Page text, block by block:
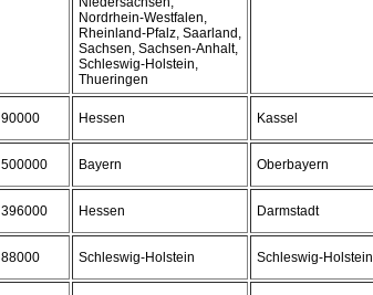
Nordrhein-Westfalen,
Rheinland-Pfalz, Saarland,
Sachsen, Sachsen-Anhalt,
Schleswig-Holstein,
Thueringen
90000 Hessen Kassel
500000 Bayern Oberbayern
396000 Hessen Darmstadt
88000 Schleswig-Holstein Schleswig-Holstein